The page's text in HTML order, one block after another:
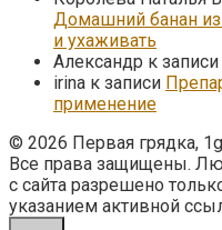
Домашний банан из
и ухаживать
Александр к записи
irina к записи
применение
© 2026 Первая грядка,
Все права защищены.
с сайта разрешено
указанием активной